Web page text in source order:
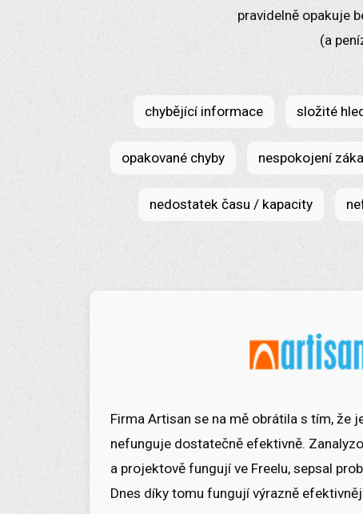
pravidelně opakuje
(a
chybějící informace složité
opakované chyby nespokojení
nedostatek času / kapacity
Firma Artisan se na mě obrátila s tím, že
nefunguje dostatečně efektivně.
a projektově fungují ve Freelu, sepsal
Dnes díky tomu fungují výrazně